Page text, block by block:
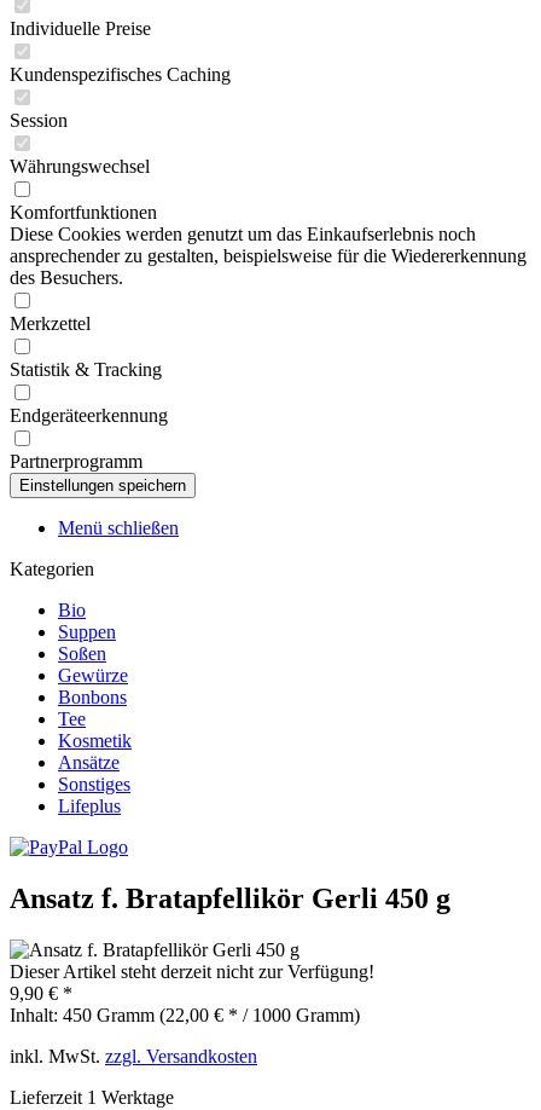
Individuelle Preise
Kundenspezifisches Caching
Session
Währungswechsel
Komfortfunktionen
Diese Cookies werden genutzt um das Einkaufserlebnis noch
ansprechender zu gestalten, beispielsweise für die Wiedererkennung
des Besuchers.
Merkzettel
Statistik & Tracking
Endgeräteerkennung
Partnerprogramm
Menü schließen
Kategorien
Bio
Suppen
Soßen
Gewürze
Bonbons
Tee
Kosmetik
Ansätze
Sonstiges
Lifeplus
Ansatz f. Bratapfellikör Gerli 450 g
Dieser Artikel steht derzeit nicht zur Verfügung!
9,90 € *
Inhalt: 450 Gramm (22,00 € * / 1000 Gramm)
inkl. MwSt. zzgl. Versandkosten
Lieferzeit 1 Werktage